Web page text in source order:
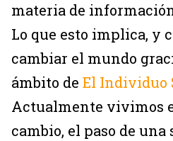
materia de
Lo que esto implica, y
cambiar el mundo
ámbito de El Individuo
Actualmente vivimos
cambio, el paso de